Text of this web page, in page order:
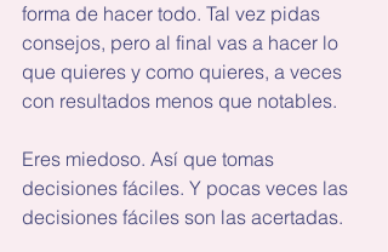
forma de hacer todo. Tal vez pidas
consejos, pero al final vas a hacer lo
que quieres y como quieres, a veces
con resultados menos que notables.
Eres miedoso. Así que tomas
decisiones fáciles. Y pocas veces las
decisiones fáciles son las acertadas.